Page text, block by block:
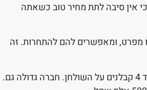
אין סיבה לתת מחיר טוב כשאתה
מפרט, ומאפשרים להם להתחרות. זה
קבלן קטן שרוצה את הפרויקט שלך ייתן הצעה אחרת כשהוא יודע שיש עוד 4 קבלנים על השולחן. חברה גדולה גם.